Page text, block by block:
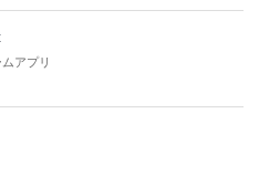
アプリ